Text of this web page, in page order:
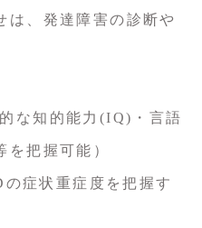
は、発達障害の診断や
的な知的能力(IQ)・言語
を把握可能）
の症状重症度を把握す